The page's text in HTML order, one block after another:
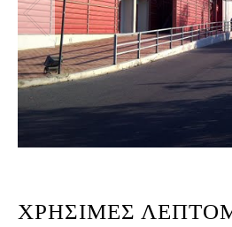
ΧΡΉΣΙΜΕΣ